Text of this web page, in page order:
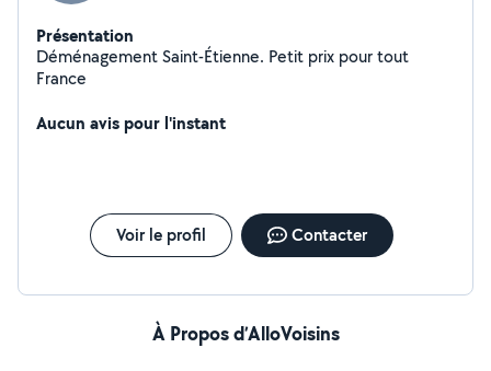
Présentation
Déménagement Saint-Étienne. Petit prix pour tout
France
Aucun avis pour l'instant
Voir le profil Contacter
À Propos d’AlloVoisins